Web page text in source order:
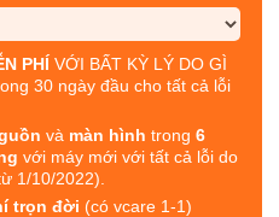
PHÍ VỚI BẤT KỲ LÝ DO GÌ
30 ngày đầu cho tất cả lỗi
và màn hình trong6
với máy mới với tất cả lỗi do
1/10/2022).
trọn đời (có vcare 1-1)